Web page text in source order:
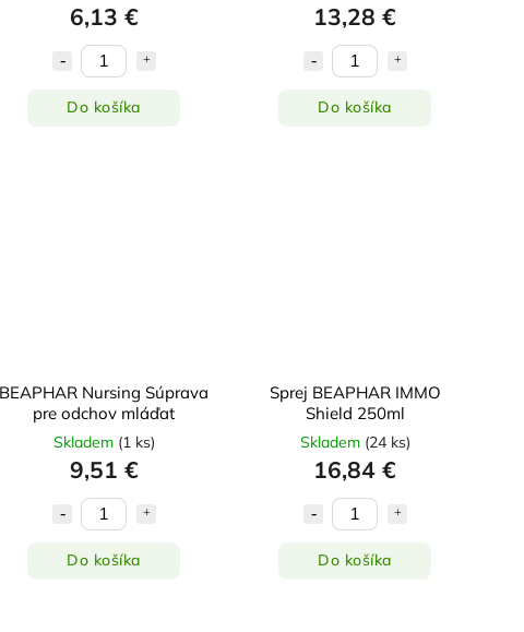
6,13 €
Do košíka
13,28 €
Do košíka
BEAPHAR Nursing Súprava
pre odchov mláďat
Skladem (1 ks)
9,51 €
Do košíka
Sprej BEAPHAR IMMO
Shield 250ml
Skladem (24 ks)
16,84 €
Do košíka